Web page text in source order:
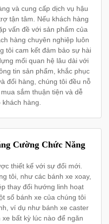
và cung cấp dịch vụ hậu
tận tâm. Nếu khách hàng
vấn đề với sản phẩm của
hàng chuyên nghiệp luôn
tôi cam kết đảm bảo sự hài
mối quan hệ lâu dài với
tin sản phẩm, khắc phục
đổi hàng, chúng tôi đều nỗ
sắm thuận tiện và dễ
hàng.
Cường Chức Năng
thiết kế với sự đổi mới.
tôi, như các bánh xe xoay,
thay đổi hướng linh hoạt
số bánh xe của chúng tôi
ví dụ như bánh xe caster
bất kỳ lúc nào để ngăn